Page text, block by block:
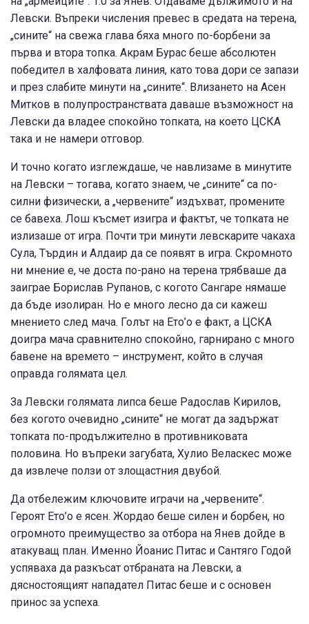
Левски. Въпреки числения превес в средата на терена,
„сините“ на свежа глава бяха много по-борбени за
първа и втора топка. Акрам Бурас беше абсолютен
победител в халфовата линия, като това дори се запази
и през слабите минути на „сините“. Влизането на Асен
Митков в полупространствата даваше възможност на
Левски да владее спокойно топката, на което ЦСКА
така и не намери отговор.
И точно когато изглеждаше, че навлизаме в минутите
на Левски – тогава, когато знаем, че „сините“ са по-
силни физически, а „червените“ издъхват, промените
се бавеха. Лош късмет изигра и фактът, че топката не
излизаше от игра. Почти три минути левскарите чакаха
Сула, Търдин и Алдаир да се появят в игра. Скромното
ни мнение е, че доста по-рано на терена трябваше да
заиграе Борислав Рупанов, с когото Сангаре нямаше
да бъде изолиран. Но е много лесно да си кажеш
мнението след мача. Голът на Ето’о е факт, а ЦСКА
доигра мача сравнително спокойно, гарнирано с много
бавене на времето – инструмент, който в случая
оправда голямата цел.
За Левски голямата липса беше Радослав Кирилов,
без когото очевидно „сините“ не могат да задържат
топката по-продължително в противниковата
половина. Но въпреки загубата, Хулио Веласкес може
да извлече ползи от злощастния двубой.
Да отбележим ключовите играчи на „червените“.
Героят Ето’о е ясен. Жордао беше силен и борбен, но
огромното преимущество за отбора на Янев дойде в
атакуващ план. Именно Йоанис Питас и Сантяго Годой
успяваха да разкъсат отбраната на Левски, а
дясностоящият нападател Питас беше и с основен
принос за успеха.